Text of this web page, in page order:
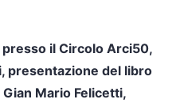
presso il Circolo Arci50,
presentazione del libro
Gian Mario Felicetti,